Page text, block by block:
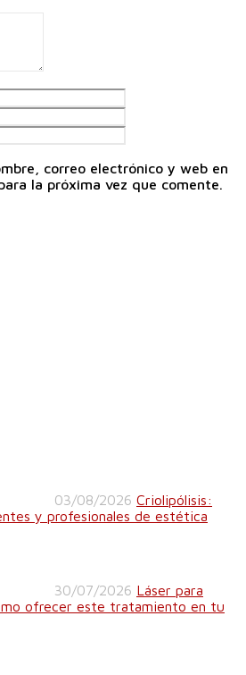
correo electrónico y web en
la próxima vez que comente.
03/08/2026 Criolipólisis:
y profesionales de estética
30/07/2026 Láser para
ofrecer este tratamiento en tu